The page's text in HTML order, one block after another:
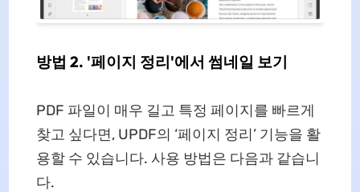
방법 2. '페이지 정리'에서 썸네일 보기
PDF 파일이 매우 길고 특정 페이지를 빠르게
찾고 싶다면, UPDF의 ‘페이지 정리’ 기능을 활
용할 수 있습니다. 사용 방법은 다음과 같습니
다.